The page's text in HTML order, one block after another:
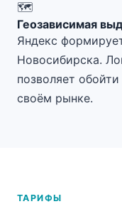
🗺️
Геозависимая
Яндекс
Новосибирска.
позволяет
своём рынке.
ТАРИФЫ